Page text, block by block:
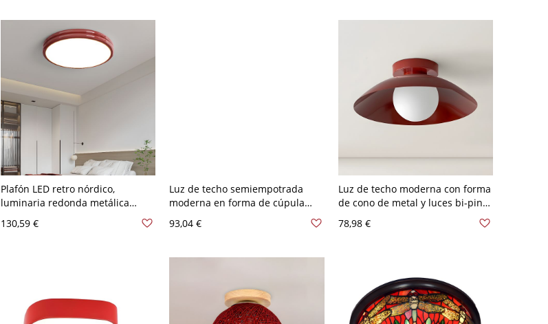
Plafón LED retro nórdico,
luminaria redonda metálica
brillante para techos bajos - Rojo
110 A 120 V 30,48 cm
130,59 €
Luz de techo semiempotrada
moderna en forma de cúpula
para dormitorio - Rojo 110 A 120
V
93,04 €
Luz de techo moderna con forma
de cono de metal y luces bi-pin
con pantalla de hierro - Rojo 110
A 120 V
78,98 €